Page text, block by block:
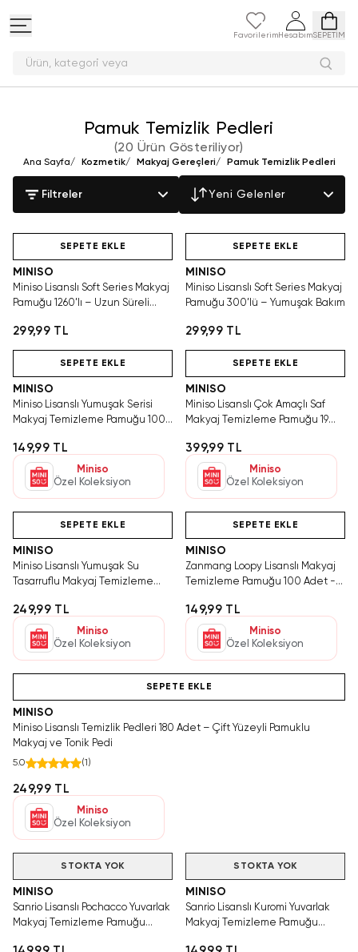
Favorilerim HesabımSEPETİM
Ürün, kategori v
Pamuk Temizlik Pedleri
(20 Ürün Gösteriliyor)
Ana Sayfa/ Kozmetik/ Makyaj Gereçleri/ Pamuk Temizlik Pedleri
Filtreler Yeni Gelenler
SEPETE EKLE
MINISO
Miniso Lisanslı Soft Series Makyaj
Pamuğu 1260’lı – Uzun Süreli
299,99 TL
SEPETE EKLE
MINISO
Miniso Lisanslı Soft Series Makyaj
Pamuğu 300’lü – Yumuşak Bakım
299,99 TL
SEPETE EKLE
MINISO
Miniso Lisanslı Yumuşak Serisi
Makyaj Temizleme Pamuğu 100
149,99 TL
Miniso
Özel Koleksiyon
SEPETE EKLE
MINISO
Miniso Lisanslı Çok Amaçlı Saf
Makyaj Temizleme Pamuğu 19
Dokulu
399,99 TL
Miniso
Özel Koleksiyon
SEPETE EKLE
MINISO
Miniso Lisanslı Yumuşak Su
Tasarruflu Makyaj Temizleme
Bakımı
249,99 TL
Miniso
Özel Koleksiyon
SEPETE EKLE
MINISO
Zanmang Loopy Lisanslı Makyaj
Temizleme Pamuğu 100 Adet -
cm
149,99 TL
Miniso
Özel Koleksiyon
SEPETE EKLE
MINISO
Miniso Lisanslı Temizlik Pedleri 180 Adet – Çift Yüzeyli Pamuklu
Makyaj ve Tonik Pedi
5.0 (1 )
249,99 TL
Miniso
Özel Koleksiyon
STOKTA YOK
MINISO
Sanrio Lisanslı Pochacco Yuvarlak
Makyaj Temizleme Pamuğu
STOKTA YOK
MINISO
Sanrio Lisanslı Kuromi Yuvarlak
Makyaj Temizleme Pamuğu